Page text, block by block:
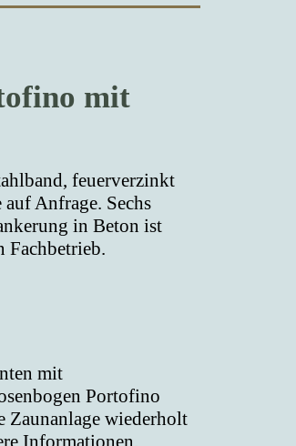
mit
feuerverzinkt
Anfrage. Sechs
in Beton ist
Fachbetrieb.
mit
Portofino
Zaunanlage wiederholt
Informationen.